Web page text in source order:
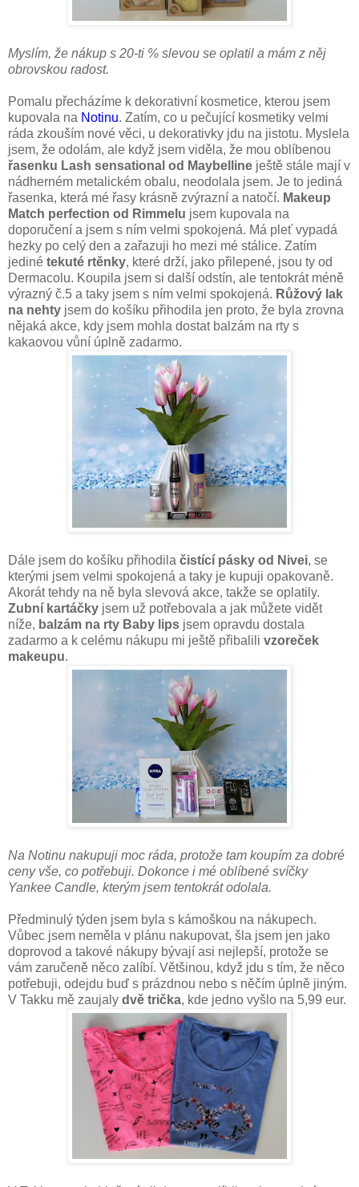
Myslím, že nákup s 20-ti % slevou se oplatil a mám z něj
obrovskou radost.
Pomalu přecházíme k dekorativní kosmetice, kterou jsem
kupovala na Notinu. Zatím, co u pečující kosmetiky velmi
ráda zkouším nové věci, u dekorativky jdu na jistotu. Myslela
jsem, že odolám, ale když jsem viděla, že mou oblíbenou
řasenku Lash sensational od Maybelline ještě stále mají v
nádherném metalickém obalu, neodolala jsem. Je to jediná
řasenka, která mé řasy krásně zvýrazní a natočí. Makeup
Match perfection od Rimmelu jsem kupovala na
doporučení a jsem s ním velmi spokojená. Má pleť vypadá
hezky po celý den a zařazuji ho mezi mé stálice. Zatím
jediné tekuté rtěnky, které drží, jako přilepené, jsou ty od
Dermacolu. Koupila jsem si další odstín, ale tentokrát méně
výrazný č.5 a taky jsem s ním velmi spokojená. Růžový lak
na nehty jsem do košíku přihodila jen proto, že byla zrovna
nějaká akce, kdy jsem mohla dostat balzám na rty s
kakaovou vůní úplně zadarmo.
Dále jsem do košíku přihodila čistící pásky od Nivei, se
kterými jsem velmi spokojená a taky je kupuji opakovaně.
Akorát tehdy na ně byla slevová akce, takže se oplatily.
Zubní kartáčky jsem už potřebovala a jak můžete vidět
níže, balzám na rty Baby lips jsem opravdu dostala
zadarmo a k celému nákupu mi ještě přibalili vzoreček
makeupu.
Na Notinu nakupuji moc ráda, protože tam koupím za dobré
ceny vše, co potřebuji. Dokonce i mé oblíbené svíčky
Yankee Candle, kterým jsem tentokrát odolala.
Předminulý týden jsem byla s kámoškou na nákupech.
Vůbec jsem neměla v plánu nakupovat, šla jsem jen jako
doprovod a takové nákupy bývají asi nejlepší, protože se
vám zaručeně něco zalíbí. Většinou, když jdu s tím, že něco
potřebuji, odejdu buď s prázdnou nebo s něčím úplně jiným.
V Takku mě zaujaly dvě trička, kde jedno vyšlo na 5,99 eur.